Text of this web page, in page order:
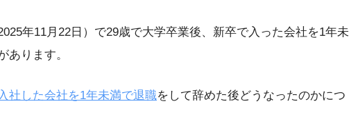
年11月22日）で29歳で大学卒業後、新卒で入った会社を1年未
あります。
社した会社を1年未満で退職をして辞めた後どうなったのかにつ